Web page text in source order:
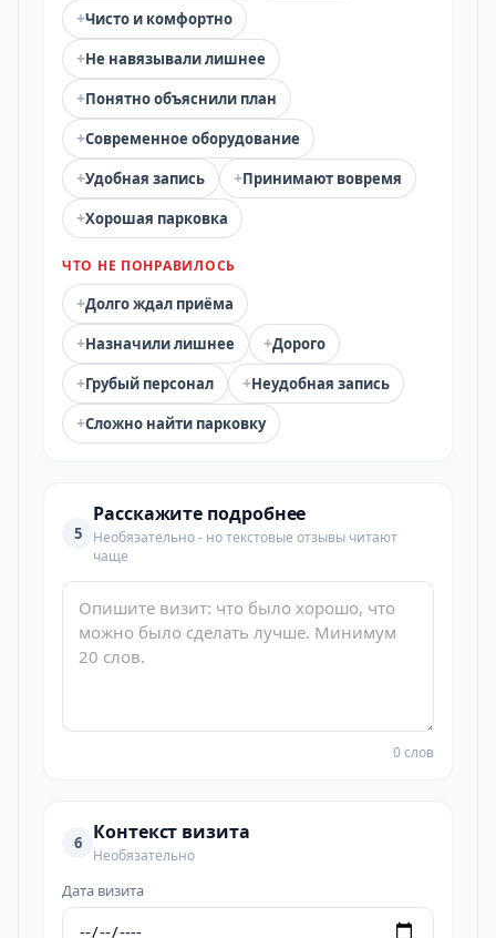
+Чисто и комфортно
+Не навязывали лишнее
+Понятно объяснили план
+Современное оборудование
+Удобная запись +Принимают вовремя
+Хорошая парковка
ЧТО НЕ ПОНРАВИЛОСЬ
+Долго ждал приёма
+Назначили лишнее +Дорого
+Грубый персонал +Неудобная запись
+Сложно найти парковку
5
Расскажите подробнее
Необязательно - но текстовые отзывы читают
чаще
0 слов
6 Контекст визита
Необязательно
Дата визита